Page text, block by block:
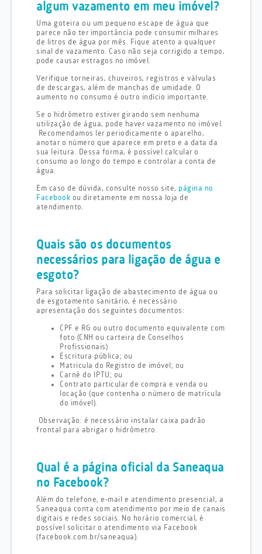
algum vazamento em meu imóvel?
Uma goteira ou um pequeno escape de água que
parece não ter importância pode consumir milhares
de litros de água por mês. Fique atento a qualquer
sinal de vazamento. Caso não seja corrigido a tempo,
pode causar estragos no imóvel.
Verifique torneiras, chuveiros, registros e válvulas
de descargas, além de manchas de umidade. O
aumento no consumo é outro indício importante.
Se o hidrômetro estiver girando sem nenhuma
utilização de água, pode haver vazamento no imóvel.
Recomendamos ler periodicamente o aparelho,
anotar o número que aparece em preto e a data da
sua leitura. Dessa forma, é possível calcular o
consumo ao longo do tempo e controlar a conta de
água.
Em caso de dúvida, consulte nosso site, página no
Facebook ou diretamente em nossa loja de
atendimento.
Quais são os documentos
necessários para ligação de água e
esgoto?
Para solicitar ligação de abastecimento de água ou
de esgotamento sanitário, é necessário
apresentação dos seguintes documentos:
CPF e RG ou outro documento equivalente com
foto (CNH ou carteira de Conselhos
Profissionais)
Escritura pública; ou
Matricula do Registro de imóvel; ou
Carnê do IPTU; ou
Contrato particular de compra e venda ou
locação (que contenha o número de matrícula
do imóvel).
Observação: é necessário instalar caixa padrão
frontal para abrigar o hidrômetro.
Qual é a página oficial da Saneaqua
no Facebook?
Além do telefone, e-mail e atendimento presencial, a
Saneaqua conta com atendimento por meio de canais
digitais e redes sociais. No horário comercial, é
possível solicitar o atendimento via Facebook
(facebook.com.br/saneaqua).